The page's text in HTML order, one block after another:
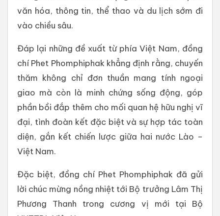
văn hóa, thông tin, thể thao và du lịch sớm đi
vào chiều sâu.
Đáp lại những đề xuất từ phía Việt Nam, đồng
chí Phet Phomphiphak khẳng định rằng, chuyến
thăm không chỉ đơn thuần mang tính ngoại
giao mà còn là minh chứng sống động, góp
phần bồi đắp thêm cho mối quan hệ hữu nghị vĩ
đại, tình đoàn kết đặc biệt và sự hợp tác toàn
diện, gắn kết chiến lược giữa hai nước Lào –
Việt Nam.
Đặc biệt, đồng chí Phet Phomphiphak đã gửi
lời chúc mừng nồng nhiệt tới Bộ trưởng Lâm Thị
Phương Thanh trong cương vị mới tại Bộ